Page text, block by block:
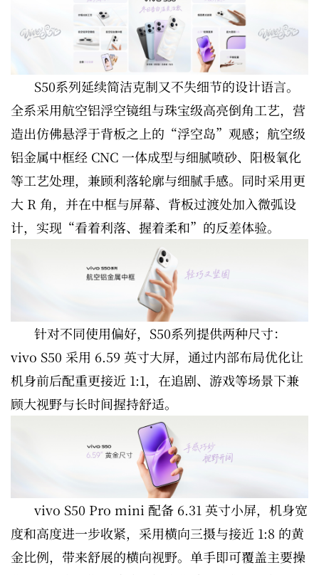
S50系列延续简洁克制又不失细节的设计语言。
全系采用航空铝浮空镜组与珠宝级高亮倒角工艺，营
造出仿佛悬浮于背板之上的“浮空岛”观感；航空级
铝金属中框经 CNC 一体成型与细腻喷砂、阳极氧化
等工艺处理，兼顾利落轮廓与细腻手感。同时采用更
大 R 角，并在中框与屏幕、背板过渡处加入微弧设
计，实现“看着利落、握着柔和”的反差体验。
针对不同使用偏好，S50系列提供两种尺寸：
vivo S50 采用 6.59 英寸大屏，通过内部布局优化让
机身前后配重更接近 1:1，在追剧、游戏等场景下兼
顾大视野与长时间握持舒适。
vivo S50 Pro mini 配备 6.31 英寸小屏，机身宽
度和高度进一步收紧，采用横向三摄与接近 1:8 的黄
金比例，带来舒展的横向视野。单手即可覆盖主要操